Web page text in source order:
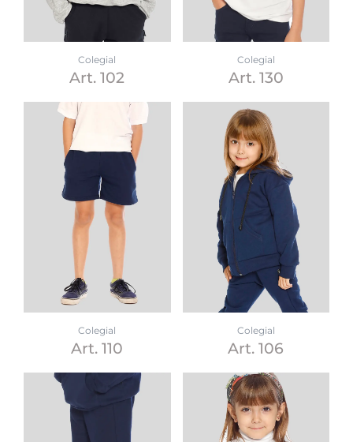
Colegial
Art. 102
Colegial
Art. 130
Colegial
Art. 110
Colegial
Art. 106